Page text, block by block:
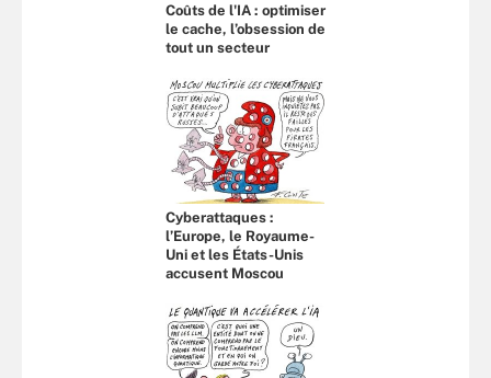
Coûts de l'IA : optimiser
le cache, l’obsession de
tout un secteur
Cyberattaques :
l’Europe, le Royaume-
Uni et les États-Unis
accusent Moscou